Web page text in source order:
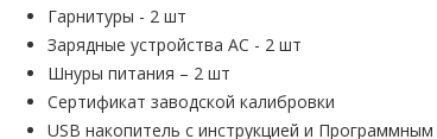
Гарнитуры - 2 шт
Зарядные устройства AC - 2 шт
Шнуры питания – 2 шт
Сертификат заводской калибровки
USB накопитель с инструкцией и